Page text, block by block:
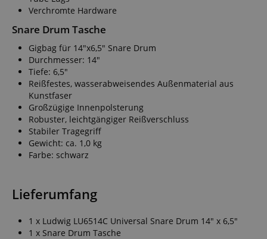
Verchromte Hardware
Snare Drum Tasche
Gigbag für 14"x6,5" Snare Drum
Durchmesser: 14"
Tiefe: 6,5"
Reißfestes, wasserabweisendes Außenmaterial aus
Kunstfaser
Großzügige Innenpolsterung
Robuster, leichtgängiger Reißverschluss
Stabiler Tragegriff
Gewicht: ca. 1,0 kg
Farbe: schwarz
Lieferumfang
1 x Ludwig LU6514C Universal Snare Drum 14" x 6,5"
1 x Snare Drum Tasche